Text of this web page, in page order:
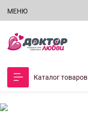
МЕНЮ
Каталог товаров